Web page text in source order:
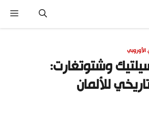
الأوروبي
وشتوتغارت: